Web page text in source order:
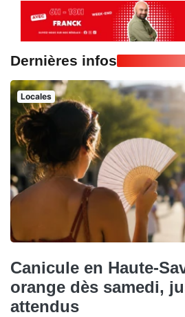
Dernières infos
Locales
Canicule en Haute-
orange dès samedi,
attendus